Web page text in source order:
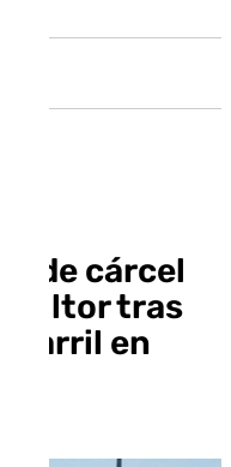
de cárcel
tras
carril en